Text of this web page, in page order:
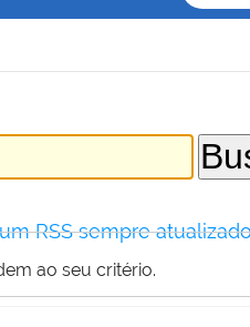
RSS sempre
ao seu critério.